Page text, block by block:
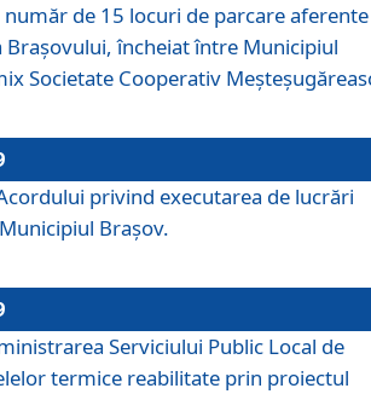
de 15 locuri de parcare aferente
Brașovului, încheiat între Municipiul
Societate Cooperativ
privind executarea de lucrări
Brașov.
Serviciului Public Local de
termice reabilitate prin proiectul